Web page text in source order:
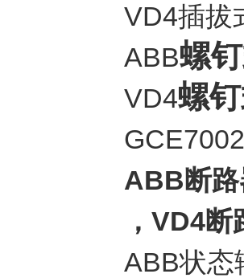
VD4插拔
ABB螺
VD4螺
ABB断路
，VD4
ABB状态